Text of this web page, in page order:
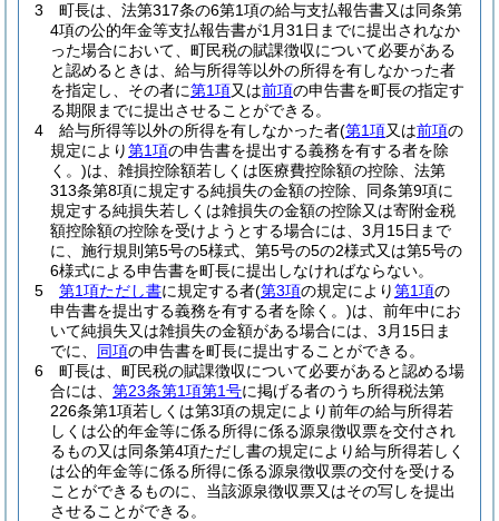
3
町長は、法第317条の6第1項の給与支払報告書又は同条第
4項の公的年金等支払報告書が1月31日までに提出されなか
った場合において、町民税の賦課徴収について必要がある
と認めるときは、給与所得等以外の所得を有しなかった者
を指定し、その者に第1項又は前項の申告書を町長の指定す
る期限までに提出させることができる。
4
給与所得等以外の所得を有しなかった者(第1項又は前項の
規定により第1項の申告書を提出する義務を有する者を除
く。)は、雑損控除額若しくは医療費控除額の控除、法第
313条第8項に規定する純損失の金額の控除、同条第9項に
規定する純損失若しくは雑損失の金額の控除又は寄附金税
額控除額の控除を受けようとする場合には、3月15日まで
に、施行規則第5号の5様式、第5号の5の2様式又は第5号の
6様式による申告書を町長に提出しなければならない。
5
第1項ただし書に規定する者(第3項の規定により第1項の
申告書を提出する義務を有する者を除く。)は、前年中にお
いて純損失又は雑損失の金額がある場合には、3月15日ま
でに、 同項の申告書を町長に提出することができる。
6
町長は、町民税の賦課徴収について必要があると認める場
合には、 第23条第1項第1号に掲げる者のうち所得税法第
226条第1項若しくは第3項の規定により前年の給与所得若
しくは公的年金等に係る所得に係る源泉徴収票を交付され
るもの又は同条第4項ただし書の規定により給与所得若しく
は公的年金等に係る所得に係る源泉徴収票の交付を受ける
ことができるものに、当該源泉徴収票又はその写しを提出
させることができる。